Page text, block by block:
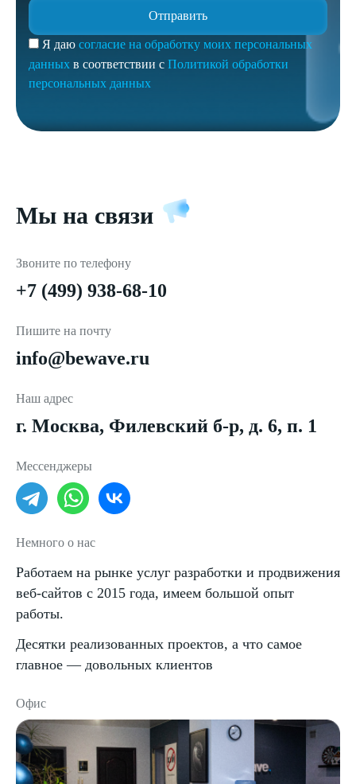
Я даю согласие на обработку моих персональных
данных в соответствии с Политикой обработки
персональных данных
Мы на связи
Звоните по телефону
+7 (499) 938-68-10
Пишите на почту
info@bewave.ru
Наш адрес
г. Москва, Филевский б-р, д. 6, п. 1
Мессенджеры
Немного о нас
Работаем на рынке услуг разработки и продвижения
веб-сайтов с 2015 года, имеем большой опыт
работы.
Десятки реализованных проектов, а что самое
главное — довольных клиентов
Офис